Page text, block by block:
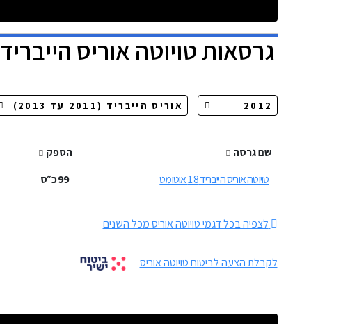
גרסאותטויוטה אוריס הייבריד
שם גרסה הספק
טויוטה אוריס הייבריד 1.8 אוטומט
99כ״ס
לצפיה בכל דגמי טויוטה אוריס מכל השנים
לקבלת הצעה לביטוח טויוטה אוריס